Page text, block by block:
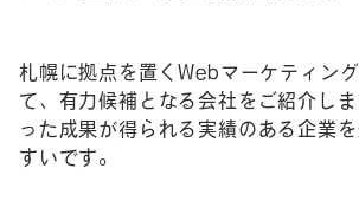
札幌に拠点を置くWebマーケティン
て、有力候補となる会社をご紹介し
った成果が得られる実績のある企業
すいです。